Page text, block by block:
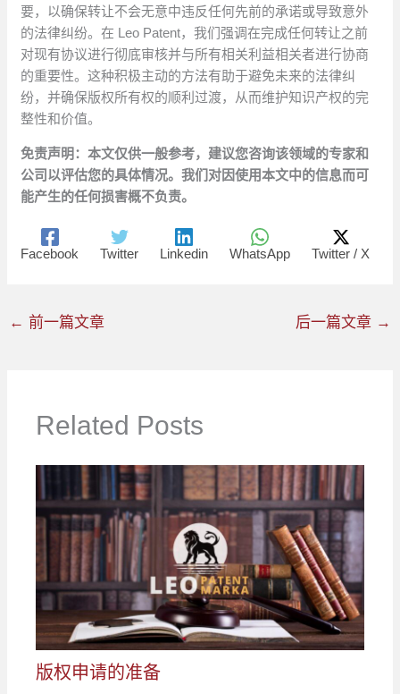
要，以确保转让不会无意中违反任何先前的承诺或导致意外
的法律纠纷。在 Leo Patent，我们强调在完成任何转让之前
对现有协议进行彻底审核并与所有相关利益相关者进行协商
的重要性。这种积极主动的方法有助于避免未来的法律纠
纷，并确保版权所有权的顺利过渡，从而维护知识产权的完
整性和价值。
免责声明：本文仅供一般参考，建议您咨询该领域的专家和
公司以评估您的具体情况。我们对因使用本文中的信息而可
能产生的任何损害概不负责。
Facebook Twitter Linkedin WhatsApp Twitter / X
← 前一篇文章 后一篇文章 →
Related Posts
版权申请的准备